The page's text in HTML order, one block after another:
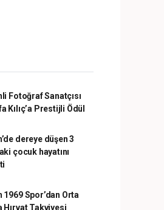
Fotoğraf Sanatçısı
Kılıç’a Prestijli Ödül
dereye düşen 3
çocuk hayatını
1969 Spor’dan Orta
Hırvat Takviyesi